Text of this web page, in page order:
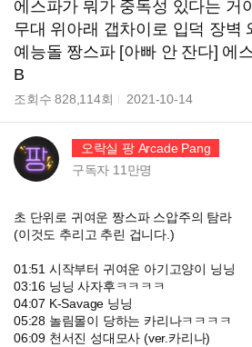
에스파가 뭐가 중독성 있다는 거
무대 위아래 갭차이로 입덕 장벽
예능돌 짱스파 [아빠 안 잔다] 에
B
조회수828,114회 2021-10-14
오락실 팡 Arcade Pang
구독자 11만명
초 단위로 귀여운 짱스파 스압주의 탐라
(이것도 추리고 추린 겁니다.)
01:51 시작부터 귀여운 아기고양이 닝닝
03:16 닝닝 사자후ㅋㅋㅋㅋ
04:07 K-Savage 닝닝
05:28 놀림몰이 당하는 카리나ㅋㅋㅋㅋ
06:09 천서진 성대모사 (ver.카리나)